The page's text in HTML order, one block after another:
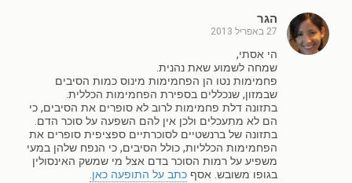
הגר
27 באפריל 2013
הי אסתי,
שמחה לשמוע שאת נהנית.
פחמימות נטו הן הפחמימות מינוס כמות הסיבים
שבמזון, שנכללים בספירת הפחמימות הכללית.
בתזונה דלת פחמימות לרוב לא סופרים את הסיבים, כי
הם לא מתעכלים ולכן אין להם השפעה על סוכר הדם.
בתזונה של ברנשטיים לסוכרתיים ספציפית סופרים את
הפחמימות הכלליות, כולל הסיבים, כי הנפח שלהן במעי
משפיע על רמות הסוכר בדם אצל מי שמשק האינסולין
בגופו משובש. אסף כתב על התופעה כאן.